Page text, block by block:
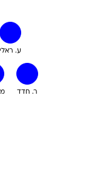
ע. ראלי
ר. חדד